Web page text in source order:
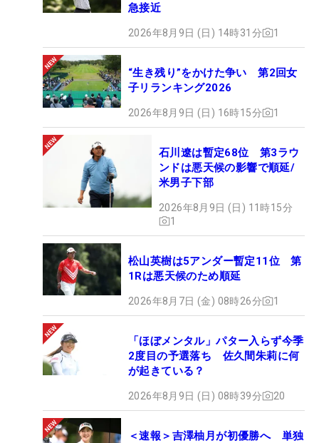
急接近
2026年8月9日 (日) 14時31分 1
“生き残り”をかけた争い 第2回女
子リランキング2026
2026年8月9日 (日) 16時15分 1
石川遼は暫定68位 第3ラウ
ンドは悪天候の影響で順延/
米男子下部
2026年8月9日 (日) 11時15分
1
松山英樹は5アンダー暫定11位 第
1Rは悪天候のため順延
2026年8月7日 (金) 08時26分 1
「ほぼメンタル」パター入らず今季
2度目の予選落ち 佐久間朱莉に何
が起きている？
2026年8月9日 (日) 08時39分 20
＜速報＞吉澤柚月が初優勝へ 単独